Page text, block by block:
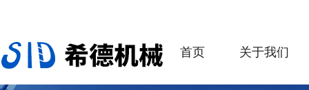
首页 关于我们